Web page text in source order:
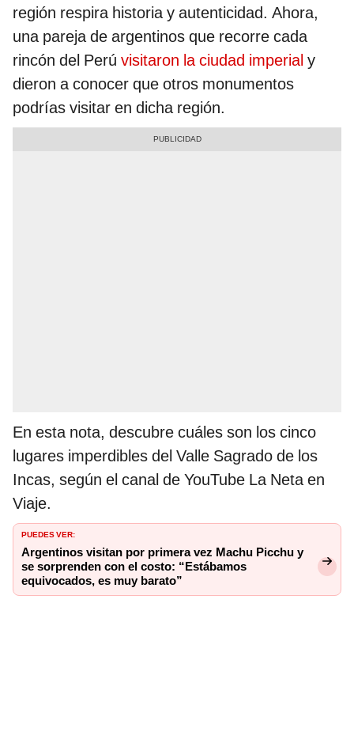
región respira historia y autenticidad. Ahora,
una pareja de argentinos que recorre cada
rincón del Perú visitaron la ciudad imperial y
dieron a conocer que otros monumentos
podrías visitar en dicha región.
En esta nota, descubre cuáles son los cinco
lugares imperdibles del Valle Sagrado de los
Incas, según el canal de YouTube La Neta en
Viaje.
PUEDES VER:
Argentinos visitan por primera vez Machu Picchu y
se sorprenden con el costo: “Estábamos
equivocados, es muy barato”